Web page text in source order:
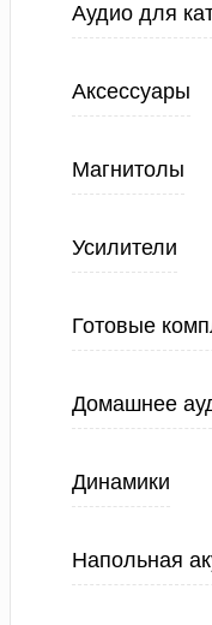
Аудио для
Аксессуары
Магнитолы
Усилители
Готовые
Домашнее
Динамики
Напольная